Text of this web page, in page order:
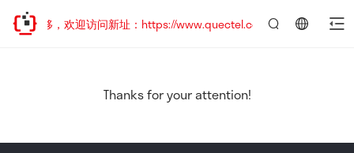
址已迁移，欢迎访问新址：https://www.quectel.com.cn
Thanks for your attention!